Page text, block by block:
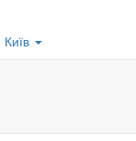
Київ